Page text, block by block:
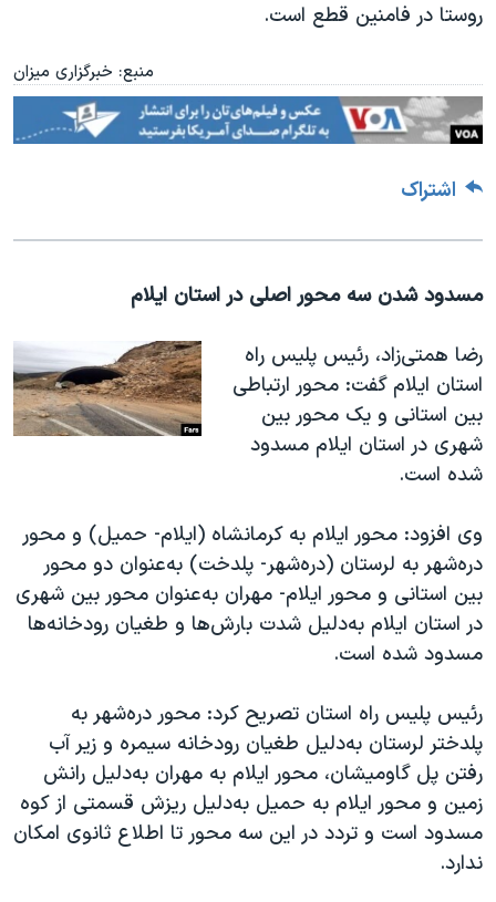
روستا در فامنین قطع است.
منبع: خبرگزاری میزان
اشتراک
مسدود شدن سه محور اصلی در استان ایلام
رضا همتی‌زاد، رئیس پلیس راه
استان ایلام گفت: محور ارتباطی
بین استانی و یک محور بین
شهری در استان ایلام مسدود
شده است.
وی افزود: محور ایلام به کرمانشاه (ایلام- حمیل) و محور
دره‌شهر به لرستان (دره‌شهر- پلدخت) به‌عنوان دو محور
بین استانی و محور ایلام- مهران به‌عنوان محور بین شهری
در استان ایلام به‌دلیل شدت بارش‌ها و طغیان رودخانه‌ها
مسدود شده است.
رئیس پلیس راه استان تصریح کرد: محور دره‌شهر به
پلدختر لرستان به‌دلیل طغیان رودخانه سیمره و زیر آب
رفتن پل گاومیشان، محور ایلام به مهران به‌دلیل رانش
زمین و محور ایلام به حمیل به‌دلیل ریزش قسمتی از کوه
مسدود است و تردد در این سه محور تا اطلاع ثانوی امکان
ندارد.